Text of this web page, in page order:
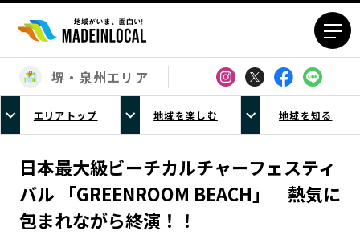
エリアから探す
北海道エリア
青森エリア
岩手エリア
秋田エリア
山形エリア
福島エリア
茨城エリア
栃木エリア
堺・泉州エリア
エリアトップ 地域を楽しむ 地域を知る
⽇本最⼤級ビーチカルチャーフェスティ
バル 「GREENROOM BEACH」 熱気に
包まれながら終演！！